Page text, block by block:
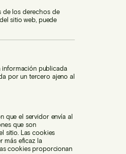
de los derechos de
sitio web, puede
información publicada
por un tercero ajeno al
que el servidor envía al
que son
sitio. Las cookies
más eficaz la
cookies proporcionan